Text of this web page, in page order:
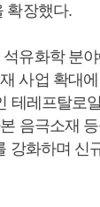
확장했다.
유화학 분
사업 확대
테레프탈로
음극소재
강화하며 신